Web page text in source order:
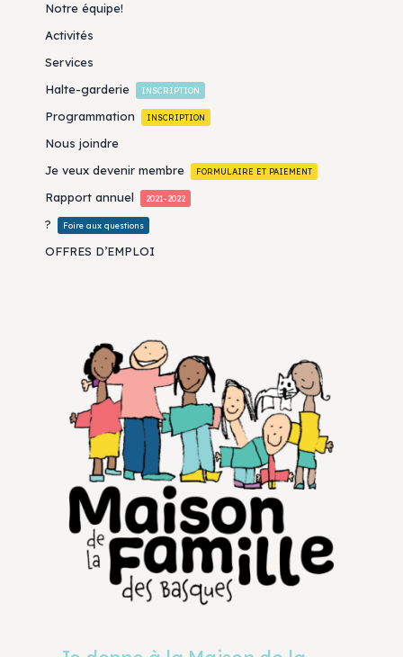
Notre équipe!
Activités
Services
Halte-garderie
INSCRIPTION
Programmation INSCRIPTION
Nous joindre
Je veux devenir membre
FORMULAIRE ET PAIEMENT
Rapport annuel 2021-2022
? Foire aux questions
OFFRES D’EMPLOI